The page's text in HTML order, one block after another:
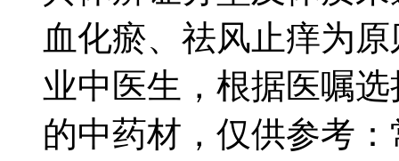
血化瘀、祛风止痒为
业中医生，根据医嘱
的中药材，仅供参考